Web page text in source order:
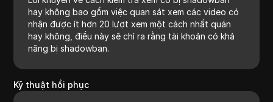
hay không bao gồm việc quan sát xem các video có
nhận được ít hơn 20 lượt xem một cách nhất quán
hay không, điều này sẽ chỉ ra rằng tài khoản có khả
năng bị shadowban.
Kỹ thuật hồi phục